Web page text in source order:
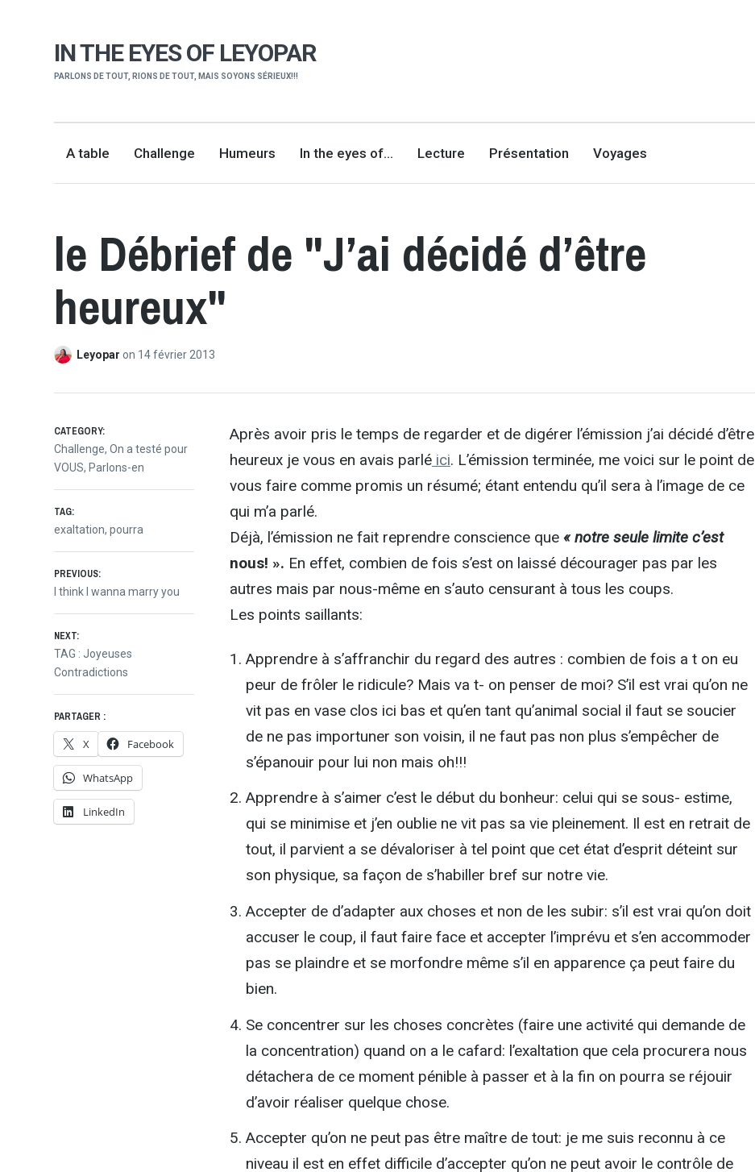
IN THE EYES OF LEYOPAR
PARLONS DE TOUT, RIONS DE TOUT, MAIS SOYONS SÉRIEUX!!!
A table Challenge Humeurs In the eyes of… Lecture Présentation Voyages
le Débrief de "J’ai décidé d’être
heureux"
Leyoparon 14 février 2013
Après avoir pris le temps de regarder et de digérer l’émission j’ai décidé d’être
heureux je vous en avais parléici. L’émission terminée, me voici sur le point de
vous faire comme promis un résumé; étant entendu qu’il sera à l’image de ce
qui m’a parlé.
Déjà, l’émission ne fait reprendre conscience que « notre seule limite c’est
nous! ». En effet, combien de fois s’est on laissé décourager pas par les
autres mais par nous-même en s’auto censurant à tous les coups.
Les points saillants:
Apprendre à s’affranchir du regard des autres : combien de fois a t on eu
peur de frôler le ridicule? Mais va t- on penser de moi? S’il est vrai qu’on ne
vit pas en vase clos ici bas et qu’en tant qu’animal social il faut se soucier
de ne pas importuner son voisin, il ne faut pas non plus s’empêcher de
s’épanouir pour lui non mais oh!!!
Apprendre à s’aimer c’est le début du bonheur: celui qui se sous- estime,
qui se minimise et j’en oublie ne vit pas sa vie pleinement. Il est en retrait de
tout, il parvient a se dévaloriser à tel point que cet état d’esprit déteint sur
son physique, sa façon de s’habiller bref sur notre vie.
Accepter de d’adapter aux choses et non de les subir: s’il est vrai qu’on doit
accuser le coup, il faut faire face et accepter l’imprévu et s’en accommoder
pas se plaindre et se morfondre même s’il en apparence ça peut faire du
bien.
Se concentrer sur les choses concrètes (faire une activité qui demande de
la concentration) quand on a le cafard: l’exaltation que cela procurera nous
détachera de ce moment pénible à passer et à la fin on pourra se réjouir
d’avoir réaliser quelque chose.
Accepter qu’on ne peut pas être maître de tout: je me suis reconnu à ce
niveau il est en effet difficile d’accepter qu’on ne peut avoir le contrôle de
CATEGORY:
Challenge,On a testé pour
VOUS, Parlons-en
TAG:
exaltation,pourra
Navigation
de
l’article
PREVIOUS:
Previous
I think I wanna marry you
NEXT:
Next
post:
TAG : Joyeuses
Contradictions
PARTAGER :
X Facebook
WhatsApp
LinkedIn